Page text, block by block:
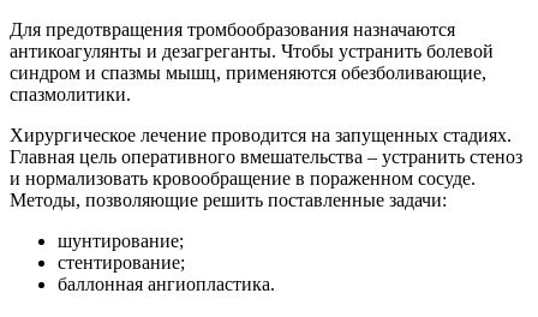
Для предотвращения тромбообразования назначаются
антикоагулянты и дезагреганты. Чтобы устранить болевой
синдром и спазмы мышц, применяются обезболивающие,
спазмолитики.
Хирургическое лечение проводится на запущенных стадиях.
Главная цель оперативного вмешательства – устранить стеноз
и нормализовать кровообращение в пораженном сосуде.
Методы, позволяющие решить поставленные задачи:
шунтирование;
стентирование;
баллонная ангиопластика.